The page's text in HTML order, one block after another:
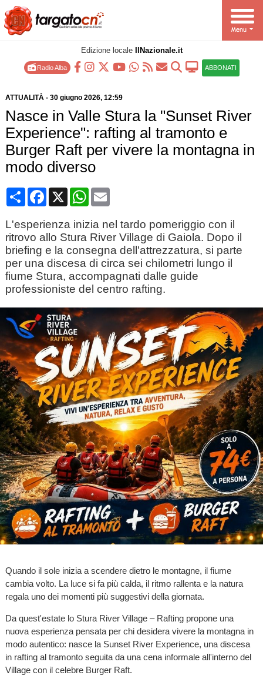
Edizione locale IlNazionale.it
Radio Alba ABBONATI
ATTUALITÀ- 30 giugno 2026, 12:59
Nasce in Valle Stura la "Sunset River
Experience": rafting al tramonto e
Burger Raft per vivere la montagna in
modo diverso
CondividiFacebook
X WhatsApp
Email
L'esperienza inizia nel tardo pomeriggio con il
ritrovo allo Stura River Village di Gaiola. Dopo il
briefing e la consegna dell'attrezzatura, si parte
per una discesa di circa sei chilometri lungo il
fiume Stura, accompagnati dalle guide
professioniste del centro rafting.
Quando il sole inizia a scendere dietro le montagne, il fiume
cambia volto. La luce si fa più calda, il ritmo rallenta e la natura
regala uno dei momenti più suggestivi della giornata.
Da quest'estate lo Stura River Village – Rafting propone una
nuova esperienza pensata per chi desidera vivere la montagna in
modo autentico: nasce la Sunset River Experience, una discesa
in rafting al tramonto seguita da una cena informale all'interno del
Village con il celebre Burger Raft.